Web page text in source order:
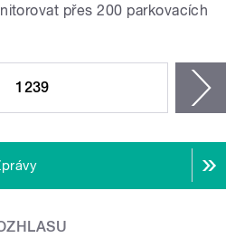
přes 200 parkovacích
1239